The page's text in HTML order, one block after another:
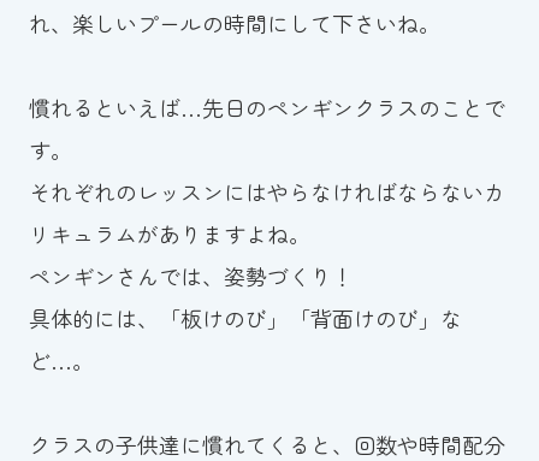
Tel.098-863-7264
メールでお問い合わせ
スイミングスクールの
体験申し込みはこちら!
れ、楽しいプールの時間にして下さいね。
慣れるといえば…先日のペンギンクラスのことで
す。
それぞれのレッスンにはやらなければならないカ
リキュラムがありますよね。
ペンギンさんでは、姿勢づくり！
具体的には、「板けのび」「背面けのび」な
ど…。
クラスの子供達に慣れてくると、回数や時間配分